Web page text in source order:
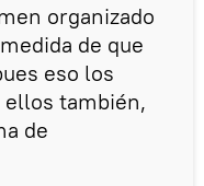
organizado
de que
eso los
también,
de